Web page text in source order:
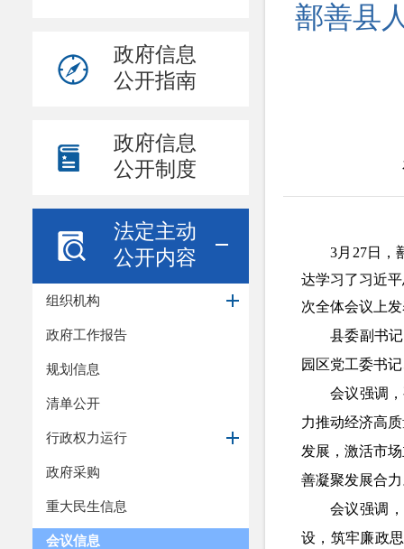
政府信息
公开指南
政府信息
公开制度
法定主动
公开内容
组织机构
政府工作报告
规划信息
清单公开
行政权力运行
政府采购
重大民生信息
会议信息
鄯善县
3月27日，
达学习了习近
次全体会议上
县委副书
园区党工委书
会议强调
力推动经济高
发展，激活市
善凝聚发展合
会议强调
设，筑牢廉政